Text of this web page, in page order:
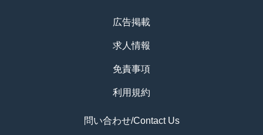
広告掲載
求人情報
免責事項
利用規約
問い合わせ/Contact Us